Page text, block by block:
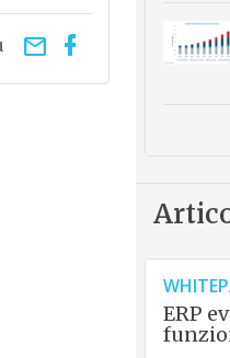
email
ERP